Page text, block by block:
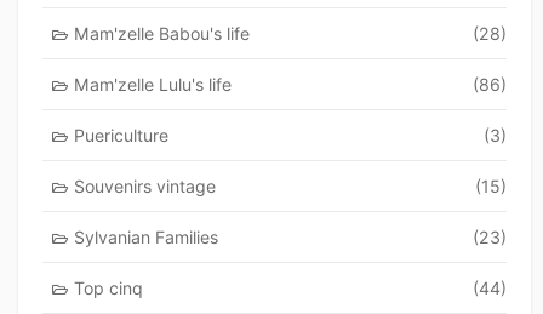
Mam'zelle Babou's life (28)
Mam'zelle Lulu's life (86)
Puericulture (3)
Souvenirs vintage (15)
Sylvanian Families (23)
Top cinq (44)